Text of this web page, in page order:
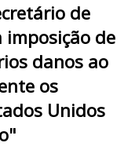
de
imposição de
danos ao
os
Unidos